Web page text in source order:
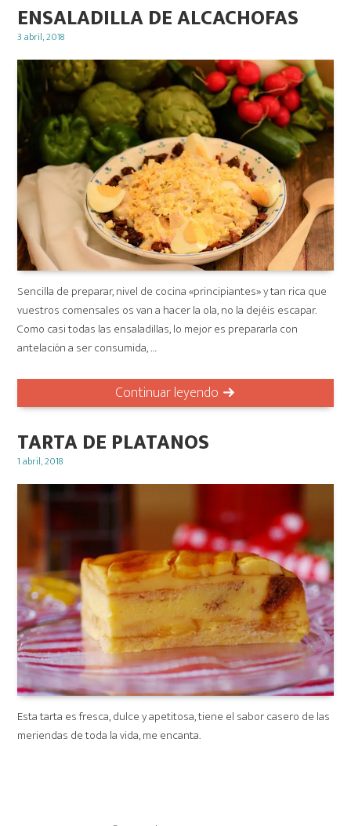
ENSALADILLA DE ALCACHOFAS
Posted
3 abril, 2018
Sencilla de preparar, nivel de cocina «principiantes» y tan rica que
vuestros comensales os van a hacer la ola, no la dejéis escapar.
Como casi todas las ensaladillas, lo mejor es prepararla con
antelación a ser consumida, …
Continuar leyendo
TARTA DE PLATANOS
Posted
1 abril, 2018
Esta tarta es fresca, dulce y apetitosa, tiene el sabor casero de las
meriendas de toda la vida, me encanta.